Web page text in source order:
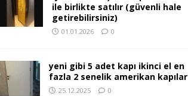
ile birlikte satılır (güvenli hale
getirebilirsiniz)
01.01.2026 0
yeni gibi 5 adet kapı ikinci el en
fazla 2 senelik amerikan kapılar
25.12.2025 0